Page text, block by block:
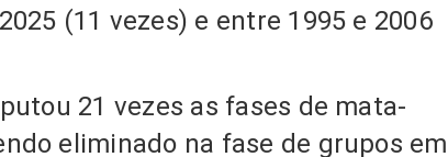
(11 vezes) e entre 1995 e 2006
21 vezes as fases de mata-
eliminado na fase de grupos em